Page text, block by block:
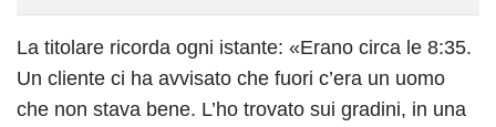
La titolare ricorda ogni istante: «Erano circa le 8:35.
Un cliente ci ha avvisato che fuori c’era un uomo
che non stava bene. L’ho trovato sui gradini, in una